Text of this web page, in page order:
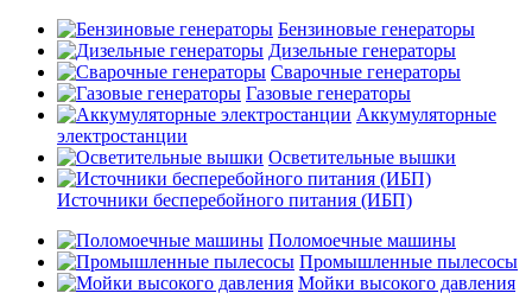
Бензиновые генераторы
Дизельные генераторы
Сварочные генераторы
Газовые генераторы
Аккумуляторные
электростанции
Осветительные вышки
Источники бесперебойного питания (ИБП)
Поломоечные машины
Промышленные пылесосы
Мойки высокого давления